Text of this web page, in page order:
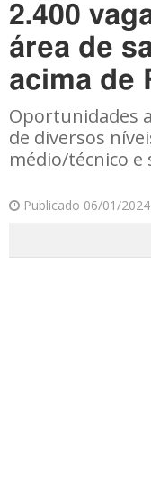
2.400
área de
acima de
Oportunidades
de diversos
médio/técnico e
Publicado 06/01/